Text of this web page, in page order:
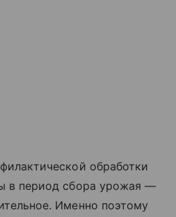
обработки
в период сбора урожая —
Именно поэтому